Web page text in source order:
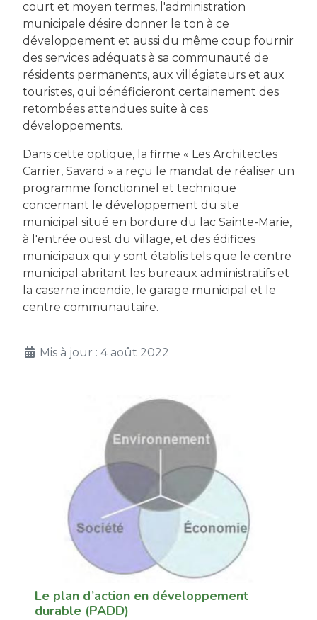
court et moyen termes, l'administration
municipale désire donner le ton à ce
développement et aussi du même coup fournir
des services adéquats à sa communauté de
résidents permanents, aux villégiateurs et aux
touristes, qui bénéficieront certainement des
retombées attendues suite à ces
développements.
Dans cette optique, la firme « Les Architectes
Carrier, Savard » a reçu le mandat de réaliser un
programme fonctionnel et technique
concernant le développement du site
municipal situé en bordure du lac Sainte-Marie,
à l'entrée ouest du village, et des édifices
municipaux qui y sont établis tels que le centre
municipal abritant les bureaux administratifs et
la caserne incendie, le garage municipal et le
centre communautaire.
Mis à jour : 4 août 2022
Le plan d’action en développement
durable (PADD)